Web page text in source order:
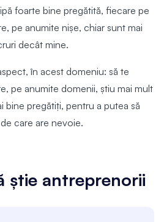
foarte bine pregătită, fiecare pe
pe anumite nișe, chiar sunt mai
decât mine.
în acest domeniu: să te
pe anumite domenii, știu mai mult
bine pregătiți, pentru a putea să
care are nevoie.
știe antreprenorii